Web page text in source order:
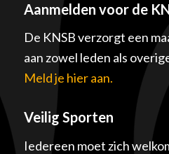
Aanmelden voor de
De KNSB verzorgt een
aan zowel leden als
Meld je hier aan.
Veilig Sporten
Iedereen moet zich